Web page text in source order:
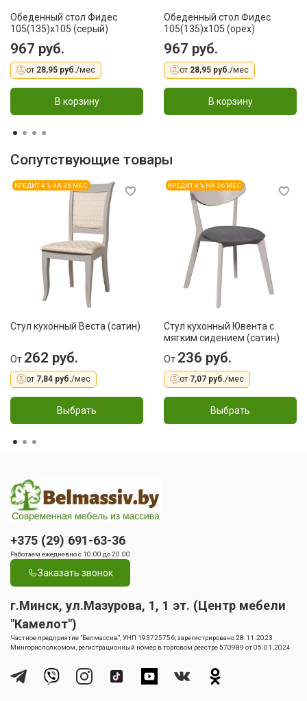
Обеденный стол Фидес
105(135)x105 (серый)
967 руб.
от 28,95 руб./мес
В корзину
Обеденный стол Фидес
105(135)x105 (орех)
967 руб.
от 28,95 руб./мес
В корзину
Сопутствующие товары
КРЕДИТ 4 % НА 36 МЕС
Стул кухонный Веста (сатин)
От 262 руб.
от 7,84 руб./мес
Выбрать
КРЕДИТ 4 % НА 36 МЕС
Стул кухонный Ювента с
мягким сидением (сатин)
От 236 руб.
от 7,07 руб./мес
Выбрать
+375 (29) 691-63-36
Работаем ежедневно с 10.00 до 20.00
Заказать звонок
г.Минск, ул.Мазурова, 1, 1 эт. (Центр мебели
"Камелот")
Частное предприятие "Белмассив", УНП 193725756, зарегистрировано 28.11.2023
Мингорисполкомом, регистрационный номер в торговом реестре 570989 от 05.01.2024